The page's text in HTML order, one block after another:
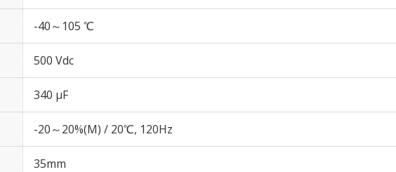
-40～105 ℃
500 Vdc
340 µF
-20～20%(M) / 20℃, 120Hz
35mm